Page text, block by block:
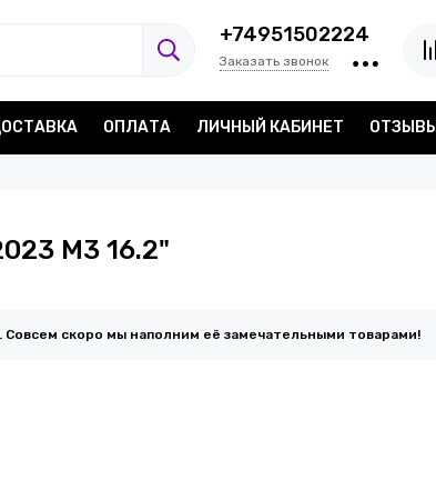
+74951502224
Заказать звонок
ОПЛАТА ЛИЧНЫЙ КАБИНЕТ ОТЗЫВЫ
M3 16.2"
Совсем скоро мы наполним её замечательными товарами!